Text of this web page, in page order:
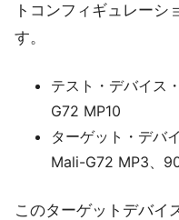
トコンフィギュレーシ
す。
テスト・デバイス
G72 MP10
ターゲット・デバ
Mali-G72 MP3、
このターゲットデバイ